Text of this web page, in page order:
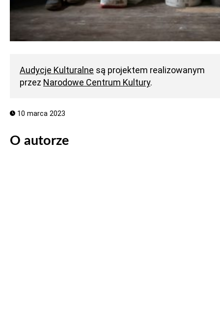
Audycje Kulturalne są projektem realizowanym
przez Narodowe Centrum Kultury.
10 marca 2023
O autorze